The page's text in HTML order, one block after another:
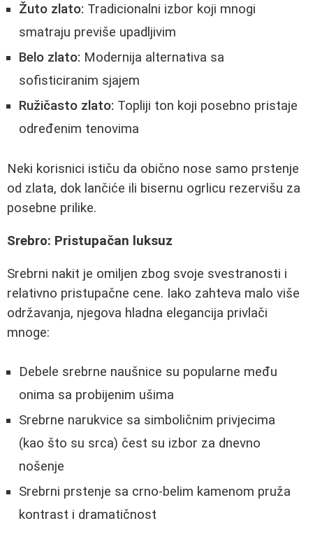
Žuto zlato: Tradicionalni izbor koji mnogi
smatraju previše upadljivim
Belo zlato: Modernija alternativa sa
sofisticiranim sjajem
Ružičasto zlato: Topliji ton koji posebno pristaje
određenim tenovima
Neki korisnici ističu da obično nose samo prstenje
od zlata, dok lančiće ili bisernu ogrlicu rezervišu za
posebne prilike.
Srebro: Pristupačan luksuz
Srebrni nakit je omiljen zbog svoje svestranosti i
relativno pristupačne cene. Iako zahteva malo više
održavanja, njegova hladna elegancija privlači
mnoge:
Debele srebrne naušnice su popularne među
onima sa probijenim ušima
Srebrne narukvice sa simboličnim privjecima
(kao što su srca) čest su izbor za dnevno
nošenje
Srebrni prstenje sa crno-belim kamenom pruža
kontrast i dramatičnost